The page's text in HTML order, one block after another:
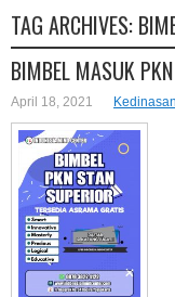
TAG ARCHIVES:
BIMBEL MASUK
April 18, 2021 Kedinasan